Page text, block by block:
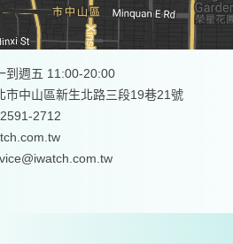
到週五 11:00-20:00
市中山區新生北路三段19巷21號
2712